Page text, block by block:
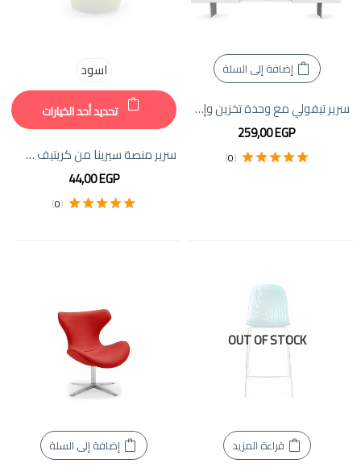
إضافة إلى السلة
سرير تيفولي مع وحدة تخزين وإضاءة LED | ألف + دا فري
259,00EGP
(
0
)
اسود
تحديد أحد الخيارات
سرير منصة سيرينا من كريتيف فيرنتشر
44,00EGP
(
0
)
OUT OF STOCK
قراءة المزيد إضافة إلى السلة